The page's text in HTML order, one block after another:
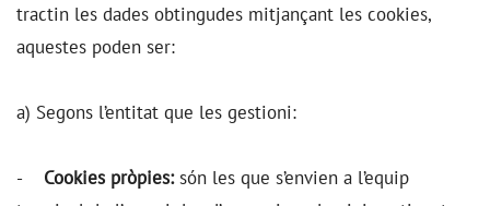
tractin les dades obtingudes mitjançant les cookies,
aquestes poden ser:
a) Segons l’entitat que les gestioni:
- Cookies pròpies:són les que s’envien a l’equip